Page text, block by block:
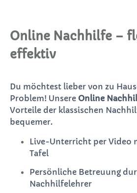
Online Nachhilfe –
effektiv
Du möchtest lieber von zu
Problem! Unsere Online
Vorteile der klassischen
bequemer.
Live-Unterricht per Video
Tafel
Persönliche Betreuung
Nachhilfelehrer